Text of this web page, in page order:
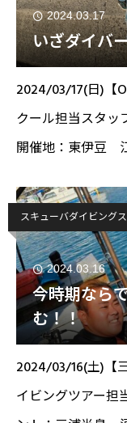
2024.03.17
いざダイバ
2024/03/17(日)【
クール担当スタ
開催地：東伊豆
('◇')ゞ今回はPADI
スキューバダイビング
2024.03.16
今時期なら
む！！
2024/03/16(土)【
イビングツアー担